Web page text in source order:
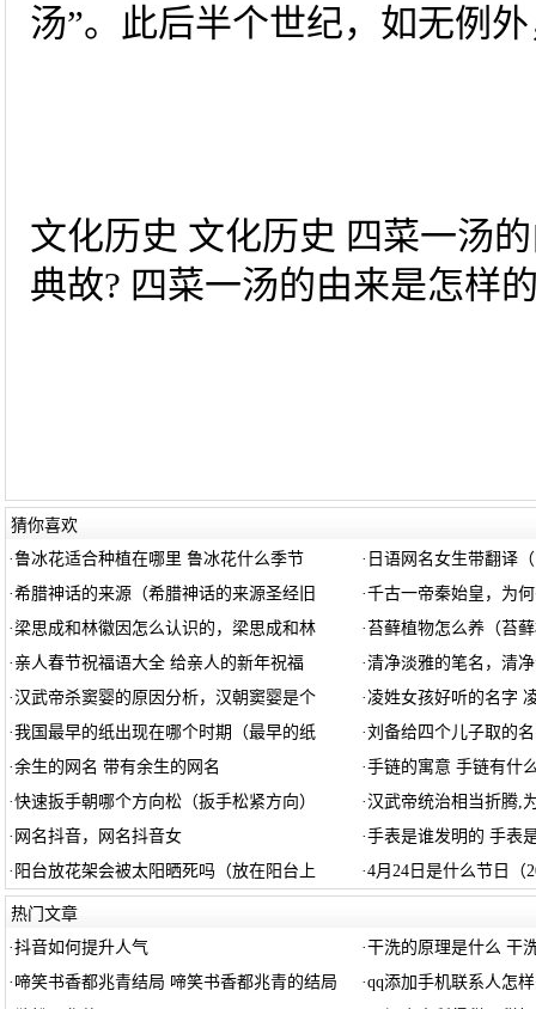
汤”。此后半个世纪，如无例
文化历史 文化历史 四菜一汤
典故? 四菜一汤的由来是怎样
猜你喜欢
·鲁冰花适合种植在哪里 鲁冰花什么季节 · 日语网名女生带翻译
·希腊神话的来源（希腊神话的来源圣经旧 ·千古一帝秦始皇，为
·梁思成和林徽因怎么认识的，梁思成和林 · 苔藓植物怎么养（苔
· 亲人春节祝福语大全 给亲人的新年祝福 ·清净淡雅的笔名，清
·汉武帝杀窦婴的原因分析，汉朝窦婴是个 · 凌姓女孩好听的名字
·我国最早的纸出现在哪个时期（最早的纸 ·刘备给四个儿子取的
·余生的网名 带有余生的网名 ·手链的寓意 手链有什
·快速扳手朝哪个方向松（扳手松紧方向） ·汉武帝统治相当折腾,
· 网名抖音，网名抖音女 ·手表是谁发明的 手表
· 阳台放花架会被太阳晒死吗（放在阳台上 ·4月24日是什么节日（
热门文章
·抖音如何提升人气 ·干洗的原理是什么 干
· 啼笑书香都兆青结局 啼笑书香都兆青的结局 ·qq添加手机联系人怎